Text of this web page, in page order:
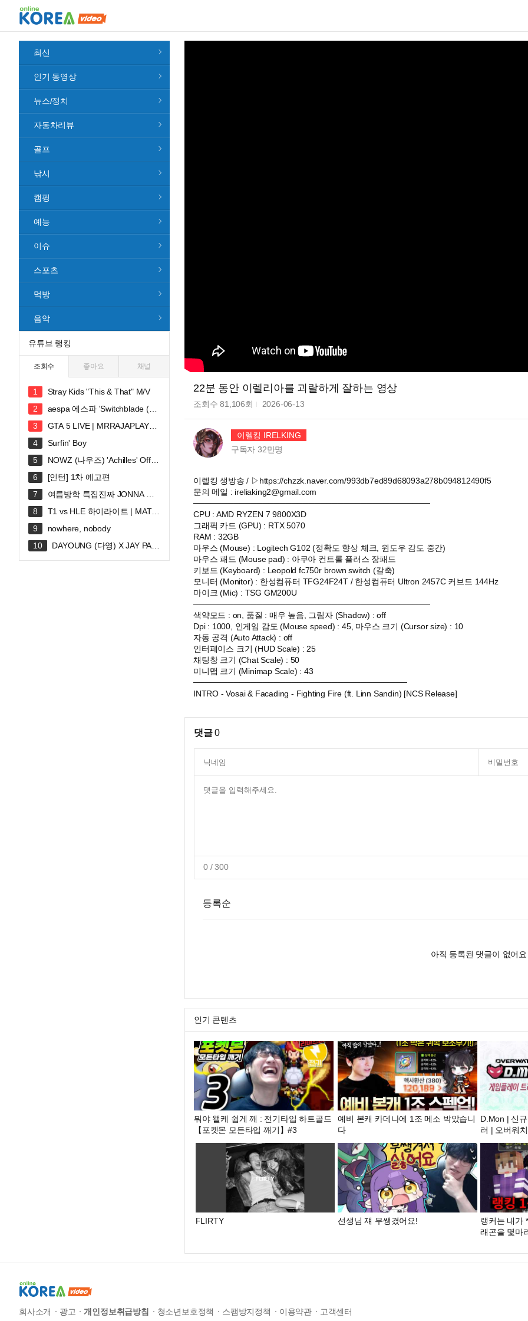
최신
인기 동영상
뉴스/정치
자동차리뷰
골프
낚시
캠핑
예능
이슈
스포츠
먹방
음악
유튜브 랭킹
조회수 좋아요 채널
Stray Kids "This & That" M/V
aespa 에스파 'Switchblade (Fe
at. Ty Dolla $ign)' MV
GTA 5 LIVE | MRRAJAPLAY#s
hortslive #shortsfeed #gta5 #gtaonli
ne
Surfin' Boy
NOWZ (나우즈) 'Achilles' Offici
al Music Video
[인턴] 1차 예고편
여름방학 특집진짜 JONNA 웃
깁니다ㅠㅠㅠ 혜안져스 덕몽어스 완
전체 합방!
T1 vs HLE 하이라이트 | MATC
H 30 | 2026 LoL KeSPA CUP
nowhere, nobody
DAYOUNG (다영) X JAY PAR
22분 동안 이렐리아를 괴랄하게 잘하는 영상
조회수81,106회 2026-06-13
이렐킹 IRELKING
구독자32만명
이렐킹 생방송 / ▷https://chzzk.naver.com/993db7ed89d68093a278b094812490f5
문의 메일 : ireliaking2@gmail.com
─────────────────────────────────────────
CPU : AMD RYZEN 7 9800X3D
그래픽 카드 (GPU) : RTX 5070
RAM : 32GB
마우스 (Mouse) : Logitech G102 (정확도 향상 체크, 윈도우 감도 중간)
마우스 패드 (Mouse pad) : 아쿠아 컨트롤 플러스 장패드
키보드 (Keyboard) : Leopold fc750r brown switch (갈축)
모니터 (Monitor) : 한성컴퓨터 TFG24F24T / 한성컴퓨터 Ultron 2457C 커브드 144Hz
마이크 (Mic) : TSG GM200U
─────────────────────────────────────────
색약모드 : on, 품질 : 매우 높음, 그림자 (Shadow) : off
Dpi : 1000, 인게임 감도 (Mouse speed) : 45, 마우스 크기 (Cursor size) : 10
자동 공격 (Auto Attack) : off
인터페이스 크기 (HUD Scale) : 25
채팅창 크기 (Chat Scale) : 50
미니맵 크기 (Minimap Scale) : 43
─────────────────────────────────────
INTRO - Vosai & Facading - Fighting Fire (ft. Linn Sandin) [NCS Release]
댓글0
0/ 300
등록순
아직 등록된 댓글이 없어요
인기 콘텐츠
뭐야 왤케 쉽게 깨 : 전기타입 하트골드
【포켓몬 모든타입 깨기】#3
예비 본캐 카데나에 1조 메소 박았습니
다
D.Mon | 신
러 | 오버워치
FLIRTY 선생님 쟤 무쌩겼어요!
랭커는 내가
래곤을 몇마
회사소개 광고 개인정보취급방침 청소년보호정책 스팸방지정책 이용약관 고객센터